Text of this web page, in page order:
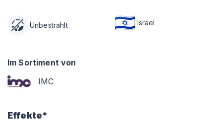
Unbestrahlt Israel
Im Sortiment von
IMC
Effekte*